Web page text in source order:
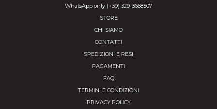
WhatsApp only (+39) 329-3668507
STORE
CHI SIAMO
CONTATTI
SPEDIZIONI E RESI
PAGAMENTI
FAQ
TERMINI E CONDIZIONI
PRIVACY POLICY